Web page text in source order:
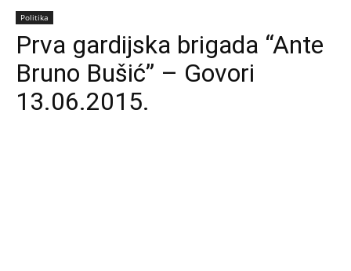
Politika
Prva gardijska brigada “Ante
Bruno Bušić” – Govori
13.06.2015.